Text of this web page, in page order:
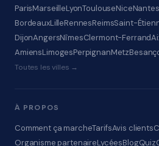
ParisMarseilleLyonToulouseNiceNantes
BordeauxLilleRennesReimsSaint-
DijonAngersNîmesClermont-Ferrand
AmiensLimogesPerpignanMetz
Toutes les villes →
À PROPOS
Comment ça marcheTarifsAvis clients
Organisme partenaireLycéesBlogQuiz